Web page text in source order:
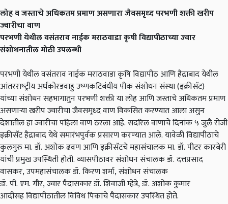
लोह व जस्ताचे अधिकतम प्रमाण असणारा जैवसमृध्द परभणी शक्ती खरीप
ज्वारीचा वाण
परभणी येथील वसंतराव नाईक मराठवाडा कृषी विद्यापीठाच्या ज्‍वार
संशोधनातील मोठी उपलब्‍धी
परभणी येथील वसंतराव नाईक मराठवाडा कृषि विद्यापीठ आणि हैद्राबाद येथील
आंतरराष्‍ट्रीय अर्धकोरडवाहु उष्‍णकटिबंधीय पीक संशोधन संस्‍था(इक्रीसॅट)
यांच्यासंशोधन सहभागातुन परभणी शक्ती या लोह आणि जस्ताचे अधिकतम प्रमाण
असणाऱ्याखरीप ज्वारीचा जैवसमृध्द वाण वि‍कसित करण्‍यात आला असुन
देशातील हा ज्‍वारीचा पहिला वाण ठरला आहे.सदरिल वाणाचे दिनांक ५जुलै रोजी
इक्रीसॅट हैद्राबाद येथे समारंभपुर्वक प्रसारण करण्यात आले.यावेळी विद्यापीठाचे
कुलगुरु मा.डॉ.अशोक ढवण आणि इक्रीसॅटचे महासंचालक मा.डॉ.पीटर कारबेरी
यांची प्रमुख उपस्थिती होती.व्यासपीठावर संशोधन संचालक डॉ.दत्तप्रसाद
वासकर,उपमहासंचालक डॉ.किरण शर्मा,संशोधन संचालक
डॉ.पी.एम.गौर,ज्वार पैदासकार डॉ.शिवाजी म्हेत्रे,डॉ.अशोक कुमार
आदींसह विद्यापीठातील विविध पिकांचे पैदासकार उपस्थित होते.